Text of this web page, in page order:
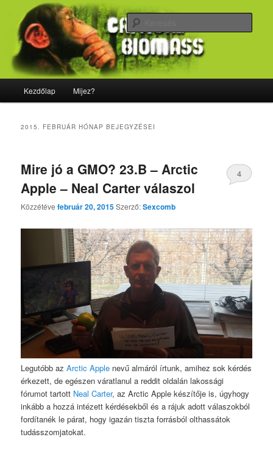
elsődleges
tartalomra
másodlagos
tartalomraCriticalBiomass
Majdnem minden, ami biológia
Kezdőlap Mijez?
2015. FEBRUÁR HÓNAP BEJEGYZÉSEI
Mire jó a GMO? 23.B – Arctic
Apple – Neal Carter válaszol
Közzétévefebruár 20, 2015Szerző:Sexcomb
4
Legutóbb azArctic Apple nevű almáról írtunk, amihez sok kérdés
érkezett, de egészen váratlanul a reddit oldalán lakossági
fórumot tartott Neal Carter, az Arctic Apple készítője is, úgyhogy
inkább a hozzá intézett kérdésekből és a rájuk adott válaszokból
fordítanék le párat, hogy igazán tiszta forrásból olthassátok
tudásszomjatokat.